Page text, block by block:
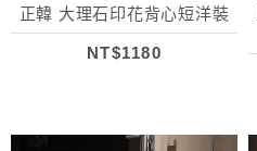
正韓 大理石印花背心短洋裝
NT$1180